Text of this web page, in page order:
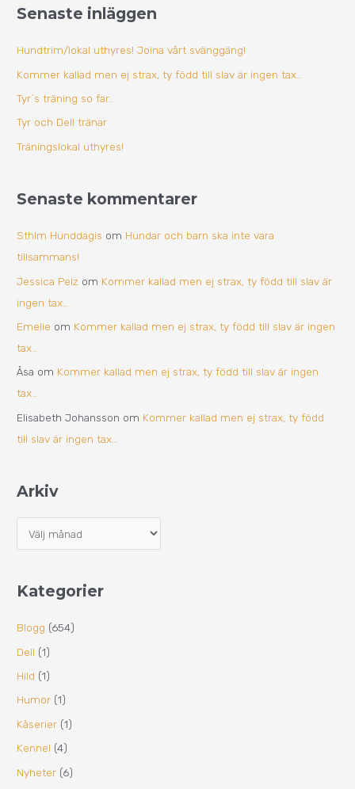
e
e
r
Senaste inläggen
Hundtrim/lokal uthyres! Joina vårt svänggäng!
Kommer kallad men ej strax, ty född till slav är ingen tax…
Tyr`s träning so far..
Tyr och Dell tränar
Träningslokal uthyres!
Senaste kommentarer
Sthlm Hunddagis om Hundar och barn ska inte vara
tillsammans!
Jessica Pelz om Kommer kallad men ej strax, ty född till slav är
ingen tax…
Emelie om Kommer kallad men ej strax, ty född till slav är ingen
tax…
Åsa om Kommer kallad men ej strax, ty född till slav är ingen
tax…
Elisabeth Johansson om Kommer kallad men ej strax, ty född
till slav är ingen tax…
Arkiv
Kategorier
Blogg (654)
Dell (1)
Hild (1)
Humor (1)
Kåserier (1)
Kennel (4)
Nyheter (6)